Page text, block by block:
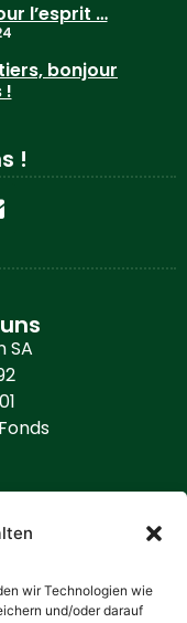
wir Technologien wie
und/oder darauf
l’esprit …
bonjour
!
!
SA